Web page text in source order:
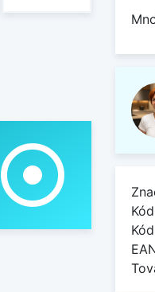
adjust
Kód